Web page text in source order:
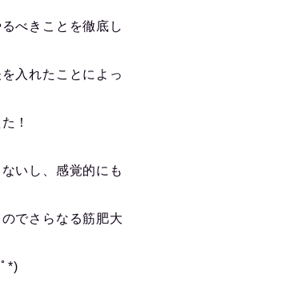
べきことを徹底し
入れたことによっ
！
いし、感覚的にも
でさらなる筋肥大
*)